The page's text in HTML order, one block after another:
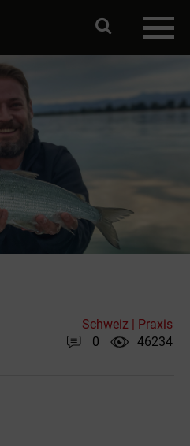
Schweiz | Praxis
0 46234